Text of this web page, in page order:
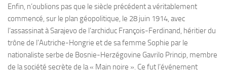
Enfin, n’oublions pas que le siècle précédent a véritablement
commencé, sur le plan géopolitique, le 28 juin 1914, avec
l’assassinat à Sarajevo de l’archiduc François-Ferdinand, héritier du
trône de l’Autriche-Hongrie et de sa femme Sophie par le
nationaliste serbe de Bosnie-Herzégovine Gavrilo Princip, membre
de la société secrète de la « Main noire ». Ce fut l’événement